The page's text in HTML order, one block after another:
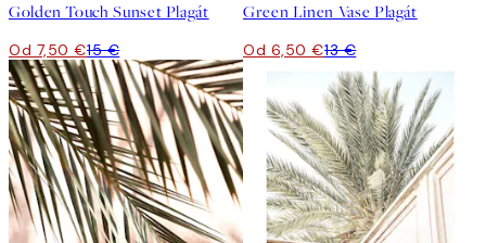
Golden Touch Sunset Plagát
Od 7,50 €15 €
Green Linen Vase Plagát
Od 6,50 €13 €